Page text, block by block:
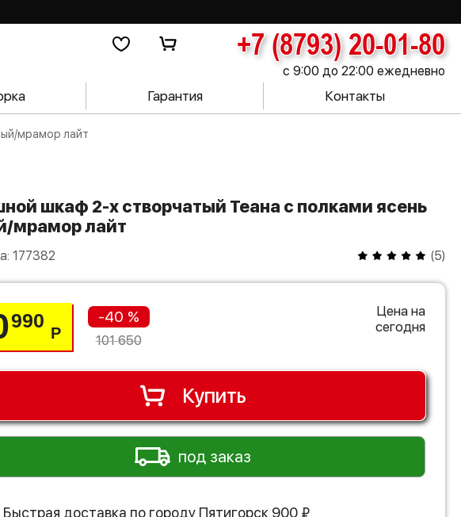
+7 (8793) 20-01-80
с 9:00 до 22:00 ежедневно
Гарантия Контакты
мрамор лайт
мрамор лайт
177382 (5)
990
Р
-40 %
101 650
Цена на
сегодня
Купить
под заказ
Быстрая доставка по городу Пятигорск 900 ₽